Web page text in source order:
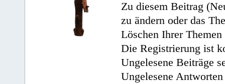
Zu diesem Beitrag
zu ändern oder das
Löschen Ihrer
Die Registrierung ist
Ungelesene Beiträge
Ungelesene